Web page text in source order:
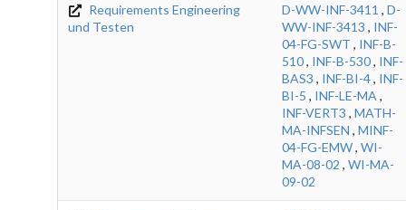
Requirements Engineering
und Testen
D-WW-INF-3411 , D-
WW-INF-3413 , INF-
04-FG-SWT , INF-B-
510, INF-B-530, INF-
BAS3 , INF-BI-4, INF-
BI-5 , INF-LE-MA ,
INF-VERT3 , MATH-
MA-INFSEN , MINF-
04-FG-EMW, WI-
MA-08-02 , WI-MA-
09-02